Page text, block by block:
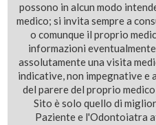
possono in alcun modo
medico; si invita sempre a
o comunque il proprio
informazioni
assolutamente una visita
indicative, non impegnative
del parere del proprio
Sito è solo quello di
Paziente e l'Odontoiatra